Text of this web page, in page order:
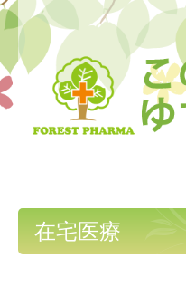
ホーム
当薬局について
ゆずりは薬局
在宅医療